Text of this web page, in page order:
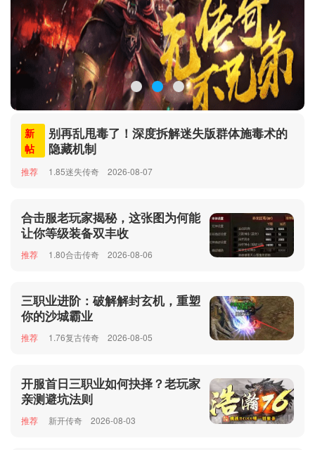
新
帖
别再乱甩毒了！深度拆解迷失版群体施毒术的
隐藏机制
推荐 1.85迷失传奇 2026-08-07
合击服老玩家揭秘，这张图为何能
让你等级装备双丰收
推荐 1.80合击传奇 2026-08-06
三职业进阶：破解解封玄机，重塑
你的沙城霸业
推荐 1.76复古传奇 2026-08-05
开服首日三职业如何抉择？老玩家
亲测避坑法则
推荐 新开传奇 2026-08-03